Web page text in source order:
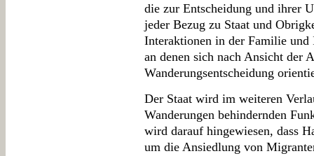
die zur Entscheidung und ihrer
jeder Bezug zu Staat und
Interaktionen in der Familie
an denen sich nach Ansicht der
Wanderungsentscheidung
Der Staat wird im weiteren
Wanderungen behindernden
wird darauf hingewiesen, dass
um die Ansiedlung von